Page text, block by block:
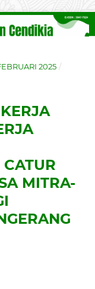
2025 /
MITRA-